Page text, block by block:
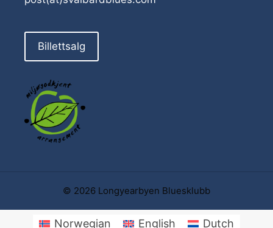
Billettsalg
© 2026 Longyearbyen Bluesklubb
Norwegian English Dutch